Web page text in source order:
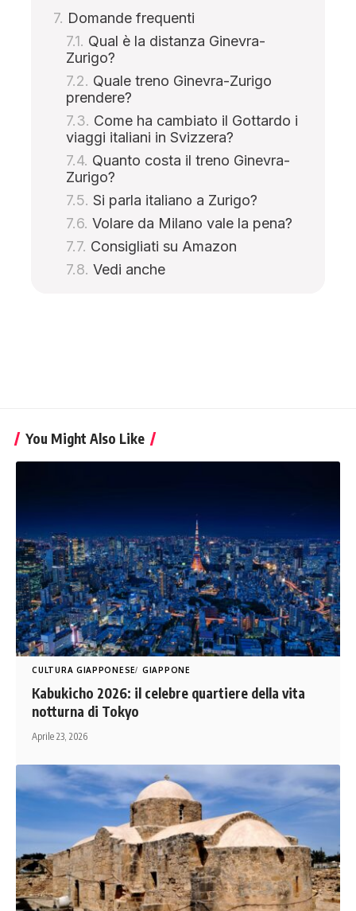
Domande frequenti
Qual è la distanza Ginevra-
Zurigo?
Quale treno Ginevra-Zurigo
prendere?
Come ha cambiato il Gottardo i
viaggi italiani in Svizzera?
Quanto costa il treno Ginevra-
Zurigo?
Si parla italiano a Zurigo?
Volare da Milano vale la pena?
Consigliati su Amazon
Vedi anche
You Might Also Like
CULTURA GIAPPONESE GIAPPONE
Kabukicho 2026: il celebre quartiere della vita
notturna di Tokyo
Aprile 23, 2026